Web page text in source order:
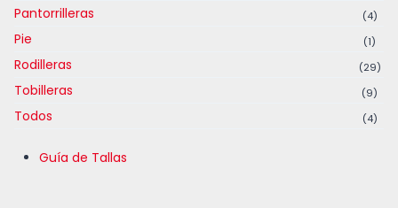
Pantorrilleras (4)
Pie (1)
Rodilleras (29)
Tobilleras (9)
Todos (4)
Guía de Tallas